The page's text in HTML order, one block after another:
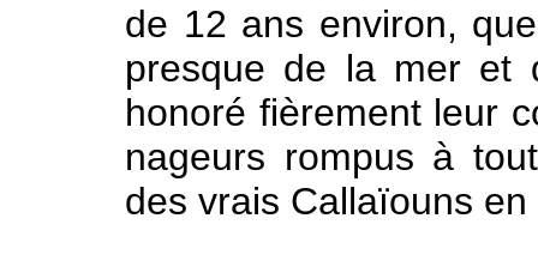
de 12 ans environ,
presque de la mer et
honoré fièrement leur
nageurs rompus à
des vrais Callaïouns